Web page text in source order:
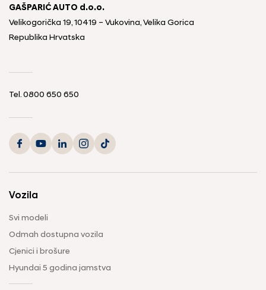
GAŠPARIĆ AUTO d.o.o.
Velikogorička 19, 10419 – Vukovina, Velika Gorica
Republika Hrvatska
Tel. 0800 650 650
Vozila
Svi modeli
Odmah dostupna vozila
Cjenici i brošure
Hyundai 5 godina jamstva